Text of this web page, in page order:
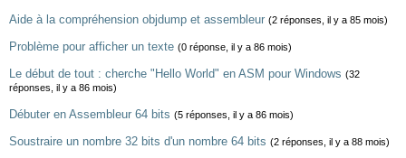
Aide à la compréhension objdump et assembleur (2 réponses, il y a 85 mois)
Problème pour afficher un texte (0 réponse, il y a 86 mois)
Le début de tout : cherche "Hello World" en ASM pour Windows (32
réponses, il y a 86 mois)
Débuter en Assembleur 64 bits (5 réponses, il y a 86 mois)
Soustraire un nombre 32 bits d'un nombre 64 bits (2 réponses, il y a 88 mois)